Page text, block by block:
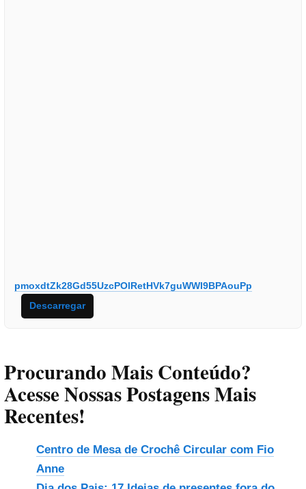
pmoxdtZk28Gd55UzcPOlRetHVk7guWWI9BPAouPp
Descarregar
Procurando Mais Conteúdo?
Acesse Nossas Postagens Mais
Recentes!
Centro de Mesa de Crochê Circular com Fio
Anne